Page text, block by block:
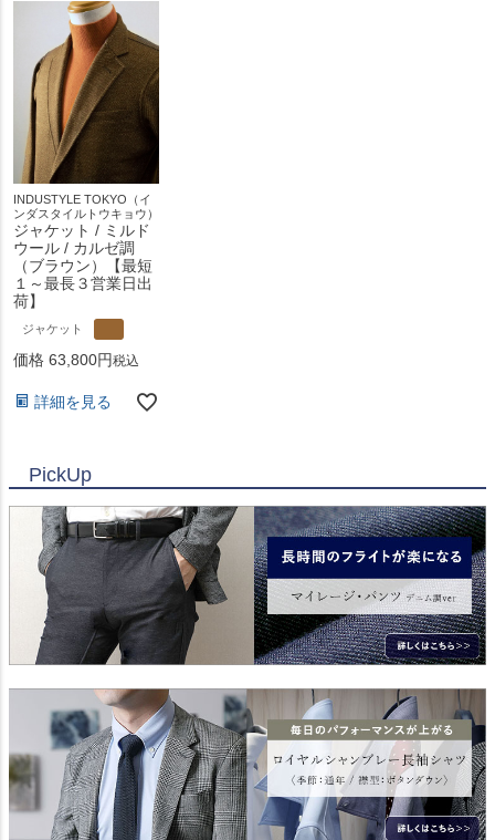
INDUSTYLE TOKYO（イ
ンダスタイルトウキョウ）
ジャケット / ミルド
ウール / カルゼ調
（ブラウン）【最短
１～最長３営業日出
荷】
ジャケット
価格 63,800 税込
詳細を見る
PickUp